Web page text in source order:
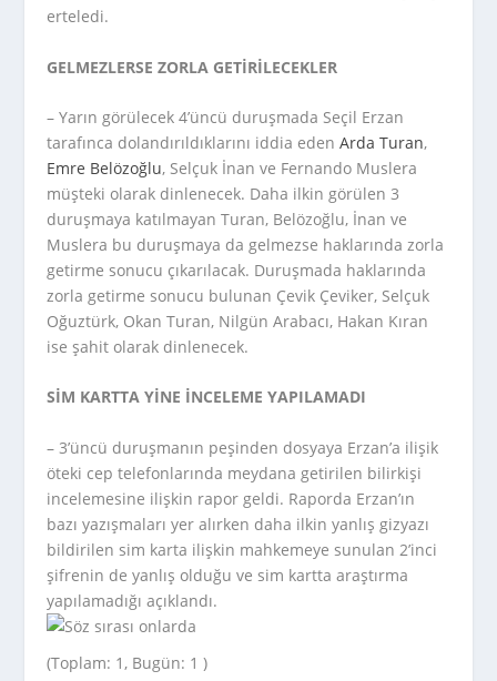
erteledi.
GELMEZLERSE ZORLA GETİRİLECEKLER
– Yarın görülecek 4’üncü duruşmada Seçil Erzan
tarafınca dolandırıldıklarını iddia edenArda Turan,
Emre Belözoğlu, Selçuk İnan ve Fernando Muslera
müşteki olarak dinlenecek. Daha ilkin görülen 3
duruşmaya katılmayan Turan, Belözoğlu, İnan ve
Muslera bu duruşmaya da gelmezse haklarında zorla
getirme sonucu çıkarılacak. Duruşmada haklarında
zorla getirme sonucu bulunan Çevik Çeviker, Selçuk
Oğuztürk, Okan Turan, Nilgün Arabacı, Hakan Kıran
ise şahit olarak dinlenecek.
SİM KARTTA YİNE İNCELEME YAPILAMADI
– 3’üncü duruşmanın peşinden dosyaya Erzan’a ilişik
öteki cep telefonlarında meydana getirilen bilirkişi
incelemesine ilişkin rapor geldi. Raporda Erzan’ın
bazı yazışmaları yer alırken daha ilkin yanlış gizyazı
bildirilen sim karta ilişkin mahkemeye sunulan 2’inci
şifrenin de yanlış olduğu ve sim kartta araştırma
yapılamadığı açıklandı.
(Toplam: 1, Bugün: 1 )